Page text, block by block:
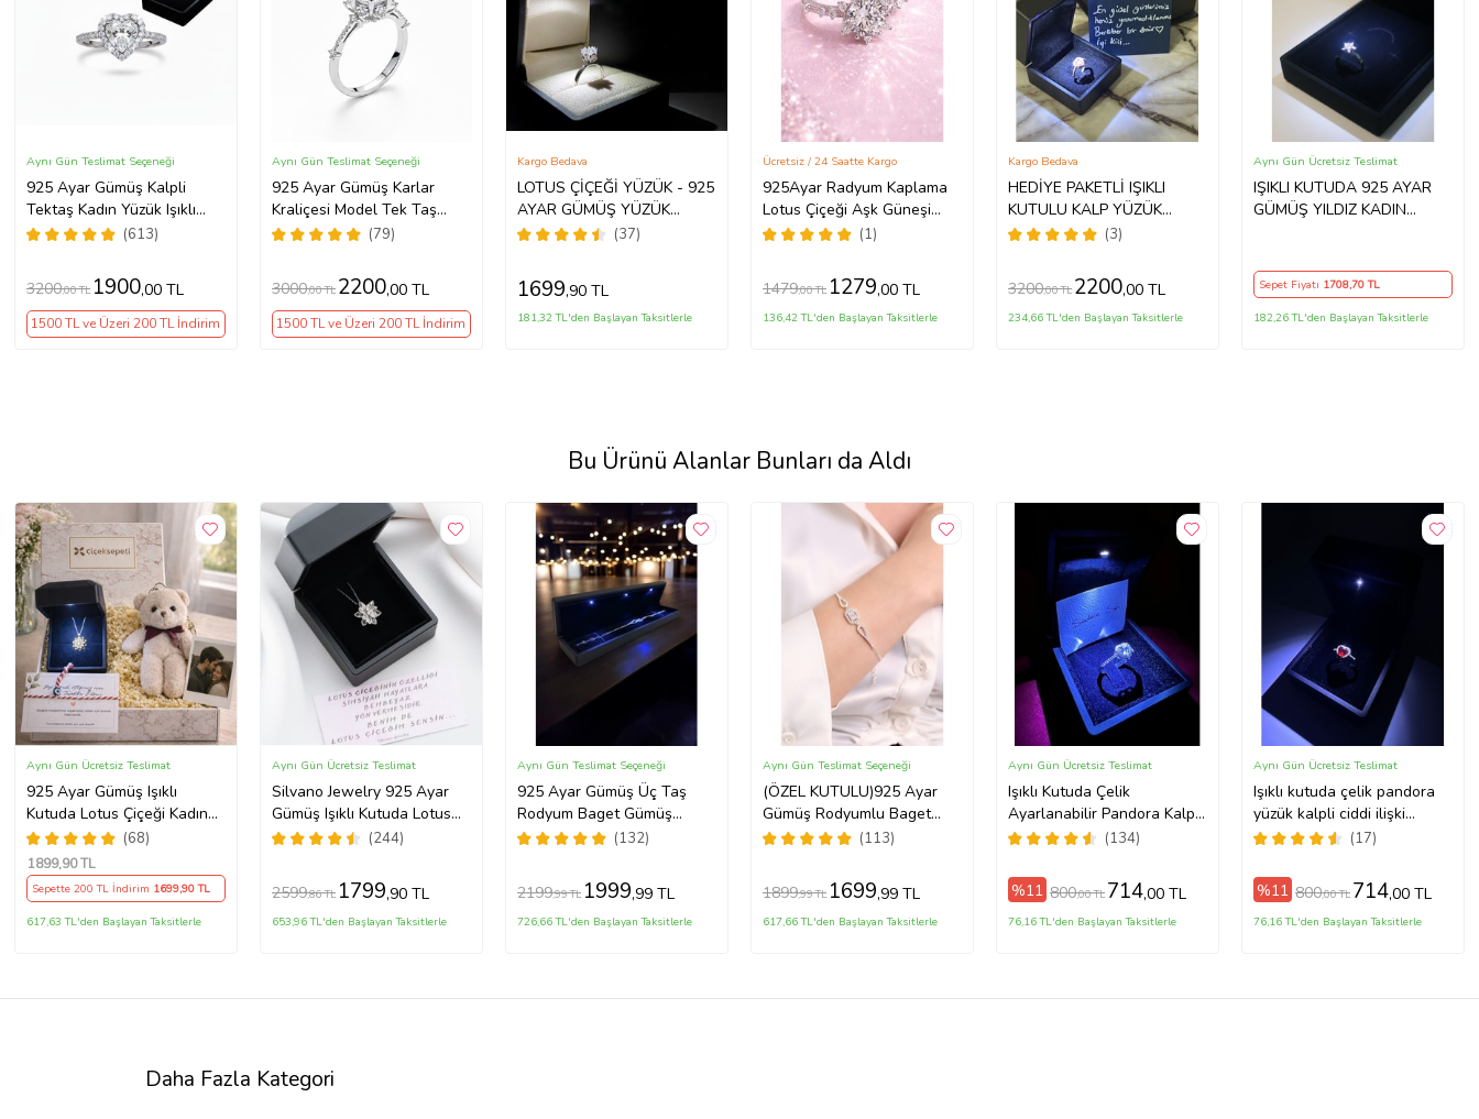
925 Ayar Gümüş Kalpli
Tektaş Kadın Yüzük Işıklı
Kutuda
(613)
Aynı Gün Teslimat Seçeneği
3200,00 TL 1900,00 TL
1500 TL ve Üzeri 200 TL İndirim
925 Ayar Gümüş Karlar
Kraliçesi Model Tek Taş
Yüzük
(79)
Aynı Gün Teslimat Seçeneği
3000,00 TL 2200,00 TL
1500 TL ve Üzeri 200 TL İndirim
LOTUS ÇİÇEĞİ YÜZÜK - 925
AYAR GÜMÜŞ YÜZÜK
(Beyaz)
(37)
Kargo Bedava
1699,90 TL
181,32 TL'den Başlayan Taksitlerle
925Ayar Radyum Kaplama
Lotus Çiçeği Aşk Güneşi
Gümüş Yüzük (1)
Ücretsiz / 24 Saatte Kargo
1479,00 TL 1279,00 TL
136,42 TL'den Başlayan Taksitlerle
HEDİYE PAKETLİ IŞIKLI
KUTULU KALP YÜZÜK
PANDORA MODEL YÜZÜK
(3)
Kargo Bedava
3200,00 TL 2200,00 TL
234,66 TL'den Başlayan Taksitlerle
IŞIKLI KUTUDA 925 AYAR
GÜMÜŞ YILDIZ KADIN
Aynı Gün Ücretsiz Teslimat
Sepet Fiyatı 1708,70 TL
182,26 TL'den Başlayan Taksitlerle
Bu Ürünü Alanlar Bunları da Aldı
925 Ayar Gümüş Işıklı
Kutuda Lotus Çiçeği Kadın
Kolye , Peluş Ayıcık
Anahtarlık Marteniçka
Bileklik, Polaroid Fotoğraf
Hediye
(68)
Aynı Gün Ücretsiz Teslimat
1899,90 TL
Sepette 200 TL İndirim 1699,90 TL
617,63 TL'den Başlayan Taksitlerle
Silvano Jewelry 925 Ayar
Gümüş Işıklı Kutuda Lotus
Kolye
(244)
Aynı Gün Ücretsiz Teslimat
2599,86 TL 1799,90 TL
653,96 TL'den Başlayan Taksitlerle
925 Ayar Gümüş Üç Taş
Rodyum Baget Gümüş
Bileklik(IŞIKLI KUTULU)
(132)
Aynı Gün Teslimat Seçeneği
2199,99 TL 1999,99 TL
726,66 TL'den Başlayan Taksitlerle
(ÖZEL KUTULU)925 Ayar
Gümüş Rodyumlu Baget
Taşlı Bileklik (113)
Aynı Gün Teslimat Seçeneği
1899,99 TL 1699,99 TL
617,66 TL'den Başlayan Taksitlerle
Işıklı Kutuda Çelik
Ayarlanabilir Pandora Kalp
Yüzük Ciddi İlişki Yüzüğü
(134)
Aynı Gün Ücretsiz Teslimat
%11 800,00 TL 714,00 TL
76,16 TL'den Başlayan Taksitlerle
Işıklı kutuda çelik pandora
yüzük kalpli ciddi ilişki
yüzüğü (Kırmızı)(17)
Aynı Gün Ücretsiz Teslimat
%11 800,00 TL 714,00 TL
76,16 TL'den Başlayan Taksitlerle
Daha Fazla Kategori